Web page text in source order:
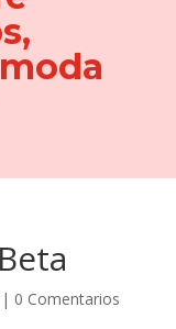
| 0 Comentarios